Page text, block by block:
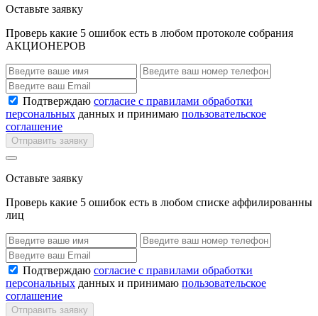
Оставьте заявку
Проверь какие 5 ошибок есть в любом протоколе собрания
АКЦИОНЕРОВ
Подтверждаю согласие с правилами обработки
персональных данных и принимаю пользовательское
соглашение
Отправить заявку
Оставьте заявку
Проверь какие 5 ошибок есть в любом списке аффилированны
лиц
Подтверждаю согласие с правилами обработки
персональных данных и принимаю пользовательское
соглашение
Отправить заявку